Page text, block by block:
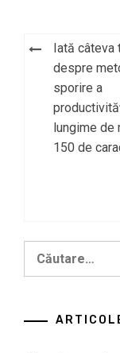
articole
Iată câteva
despre
sporire a
lungime de
150 de
Caută